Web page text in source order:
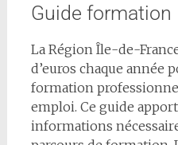
Guide formation
La Région Île-de-
d’euros chaque année
formation
emploi. Ce guide
informations